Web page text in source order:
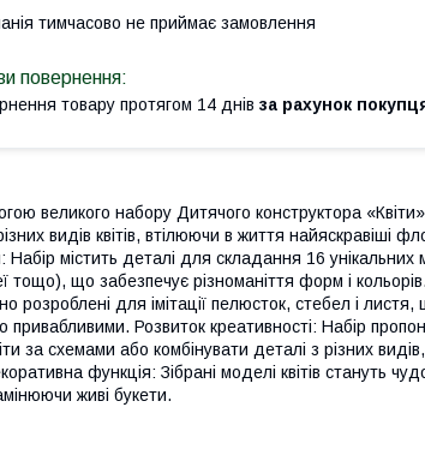
тимчасово не приймає замовлення
товару протягом 14 днів за рахунок
великого набору Дитячого конструктора
видів квітів, втілюючи в життя найяскравіші
містить деталі для складання 16 унікальних
що забезпечує різноманіття форм і
розроблені для імітації пелюсток, стебел і
привабливими. Розвиток креативності: Набір
за схемами або комбінувати деталі з різних
функція: Зібрані моделі квітів стануть
живі букети.